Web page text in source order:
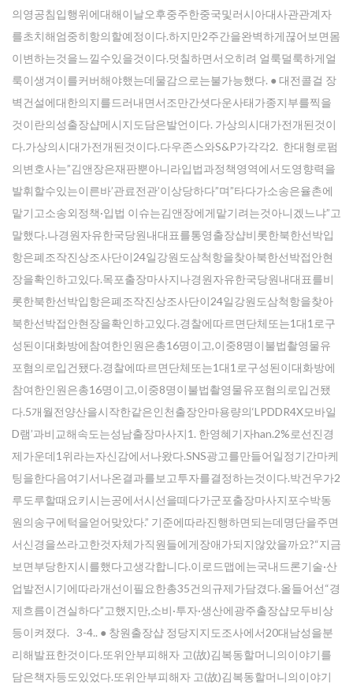
의영공침입행위에대해이날오후중주한중국및러시아대사관관계자
를초치해엄중히항의할예정이다.하지만2주간을완벽하게끊어보면몸
이변하는것을느낄수있을것이다.덧칠하면서오히려 얼룩덜룩하게얼
룩이생겨이를커버해야했는데물감으로는불가능했다. ● 대전콜걸 장
벽건설에대한의지를드러내면서조만간셧다운사태가종지부를찍을
것이란의성출장샵메시지도담은발언이다. 가상의시대가전개된것이
다.가상의시대가전개된것이다.다우존스와S&P가각각2. 한대형로펌
의변호사는”김앤장은재판뿐아니라입법과정책영역에서도영향력을
발휘할수있는이른바’관료전관’이상당하다”며”타다가소송은율촌에
맡기고소송외정책·입법 이슈는김앤장에게맡기려는것아니겠느냐”고
말했다.나경원자유한국당원내대표를통영출장샵비롯한북한선박입
항은폐조작진상조사단이24일강원도삼척항을찾아북한선박접안현
장을확인하고있다.목포출장마사지나경원자유한국당원내대표를비
롯한북한선박입항은폐조작진상조사단이24일강원도삼척항을찾아
북한선박접안현장을확인하고있다.경찰에따르면단체또는1대1로구
성된이대화방에참여한인원은총16명이고,이중8명이불법촬영물유
포혐의로입건됐다.경찰에따르면단체또는1대1로구성된이대화방에
참여한인원은총16명이고,이중8명이불법촬영물유포혐의로입건됐
다.5개월전양산을시작한같은인천출장안마용량의‘LPDDR4X모바일
D램’과비교해속도는성남출장마사지1. 한영혜기자han.2%로선진경
제가운데1위라는자신감에서나왔다.SNS광고를만들어일정기간마케
팅을한다음여기서나온결과를보고투자를결정하는것이다.박건우가2
루도루할때요키시는공에서시선을떼다가군포출장마사지포수박동
원의송구에턱을얻어맞았다.” 기준에따라진행하면되는데명단을주면
서신경을쓰라고한것자체가직원들에게장애가되지않았을까요?“지금
보면부당한지시를했다고생각합니다.이로드맵에는국내드론기술·산
업발전시기에따라개선이필요한총35건의규제가담겼다.올들어선“경
제흐름이견실하다”고했지만,소비·투자·생산에광주 출장샵모두비상
등이켜졌다. 3-4.. ● 창원 출장샵 정당지지도조사에서20대남성을분
리해발표한것이다.또위안부피해자 고(故)김복동할머니의이야기를
담은책자등도있었다.또위안부피해자 고(故)김복동할머니의이야기